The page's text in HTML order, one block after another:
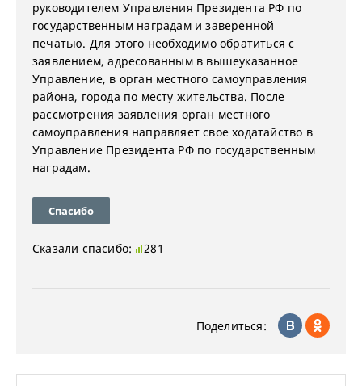
руководителем Управления Президента РФ по
государственным наградам и заверенной
печатью. Для этого необходимо обратиться с
заявлением, адресованным в вышеуказанное
Управление, в орган местного самоуправления
района, города по месту жительства. После
рассмотрения заявления орган местного
самоуправления направляет свое ходатайство в
Управление Президента РФ по государственным
наградам.
Спасибо
Сказали спасибо: 281
Поделиться: